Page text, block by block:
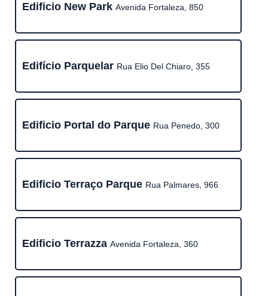
Edificio New Park Avenida Fortaleza, 850
Edifício Parquelar Rua Elio Del Chiaro, 355
Edificio Portal do Parque Rua Penedo, 300
Edificio Terraço Parque Rua Palmares, 966
Edificio Terrazza Avenida Fortaleza, 360